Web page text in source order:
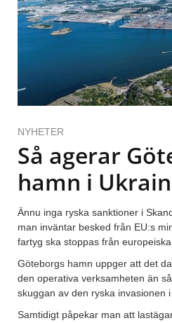
NYHETER
Så agerar
hamn i
Ännu inga ryska sanktioner i
man inväntar besked från EU:s
fartyg ska stoppas från europeiska
Göteborgs hamn uppger att det
den operativa verksamheten än
skuggan av den ryska invasionen i
Samtidigt påpekar man att